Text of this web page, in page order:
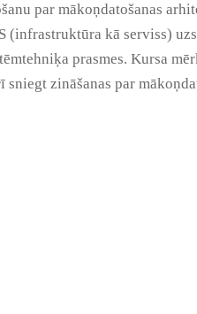
par mākoņdatošanas
(infrastruktūra kā serviss)
prasmes. Kursa
zināšanas par